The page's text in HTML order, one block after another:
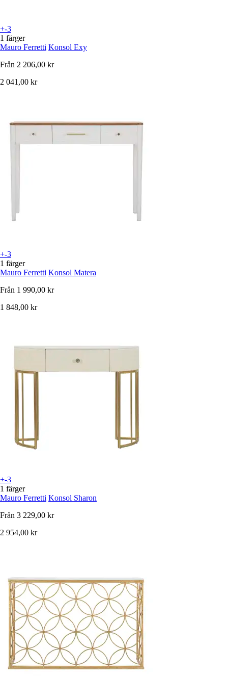
+-3
1 färger
Mauro Ferretti Konsol Exy
Från 2 206,00 kr
2 041,00 kr
+-3
1 färger
Mauro Ferretti Konsol Matera
Från 1 990,00 kr
1 848,00 kr
+-3
1 färger
Mauro Ferretti Konsol Sharon
Från 3 229,00 kr
2 954,00 kr